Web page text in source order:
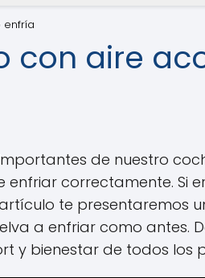
enfría
con aire
de nuestro
correctamente. Si
te presentaremos
a enfriar como antes.
y bienestar de todos los